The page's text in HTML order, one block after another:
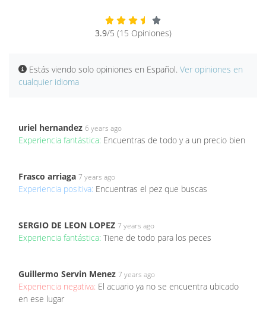
3.9/5 (15 Opiniones)
Estás viendo solo opiniones en Español. Ver opiniones en
cualquier idioma
uriel hernandez 6 years ago
Experiencia fantástica: Encuentras de todo y a un precio bien
Frasco arriaga 7 years ago
Experiencia positiva: Encuentras el pez que buscas
SERGIO DE LEON LOPEZ 7 years ago
Experiencia fantástica: Tiene de todo para los peces
Guillermo Servin Menez 7 years ago
Experiencia negativa: El acuario ya no se encuentra ubicado
en ese lugar